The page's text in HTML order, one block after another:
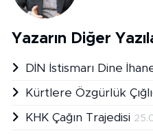
Yazarın Diğer
DİN İstismarı Dine
Kürtlere Özgürlük
KHK Çağın Trajedisi